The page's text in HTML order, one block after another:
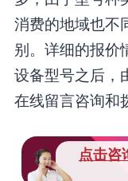
消费的地域也不
别。详细的报价
设备型号之后，
在线留言咨询和
点击咨